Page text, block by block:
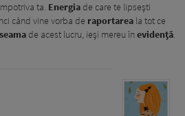
ta. Energiade care te lipsești
când vine vorba de raportarea la tot ce
seamade acest lucru, ieși mereu înevidență.